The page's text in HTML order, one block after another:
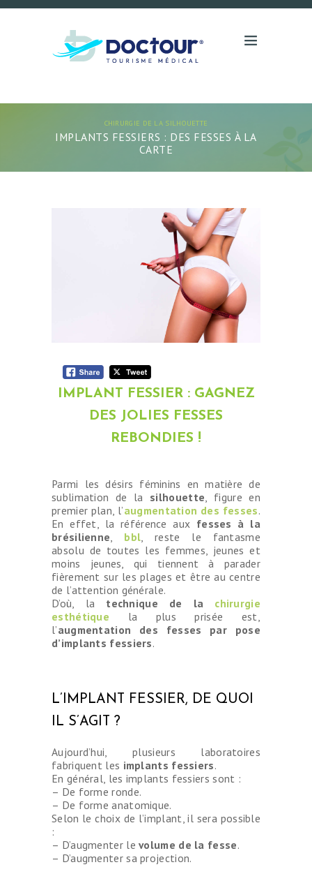
CHIRURGIE DE LA SILHOUETTE
IMPLANTS FESSIERS : DES FESSES À LA
CARTE
IMPLANT FESSIER : GAGNEZ
DES JOLIES FESSES
REBONDIES !
Parmi les désirs féminins en matière de
sublimation de la silhouette, figure en
premier plan, l’augmentation des fesses.
En effet, la référence aux fesses à la
brésilienne, bbl, reste le fantasme
absolu de toutes les femmes, jeunes et
moins jeunes, qui tiennent à parader
fièrement sur les plages et être au centre
de l’attention générale.
D’où, la technique de la chirurgie
esthétique la plus prisée est,
l’augmentation des fesses par pose
d’implants fessiers.
L’IMPLANT FESSIER, DE QUOI
IL S’AGIT ?
Aujourd’hui, plusieurs laboratoires
fabriquent les implants fessiers.
En général, les implants fessiers sont :
– De forme ronde.
– De forme anatomique.
Selon le choix de l’implant, il sera possible
:
– D’augmenter levolume de la fesse.
– D’augmenter sa projection.